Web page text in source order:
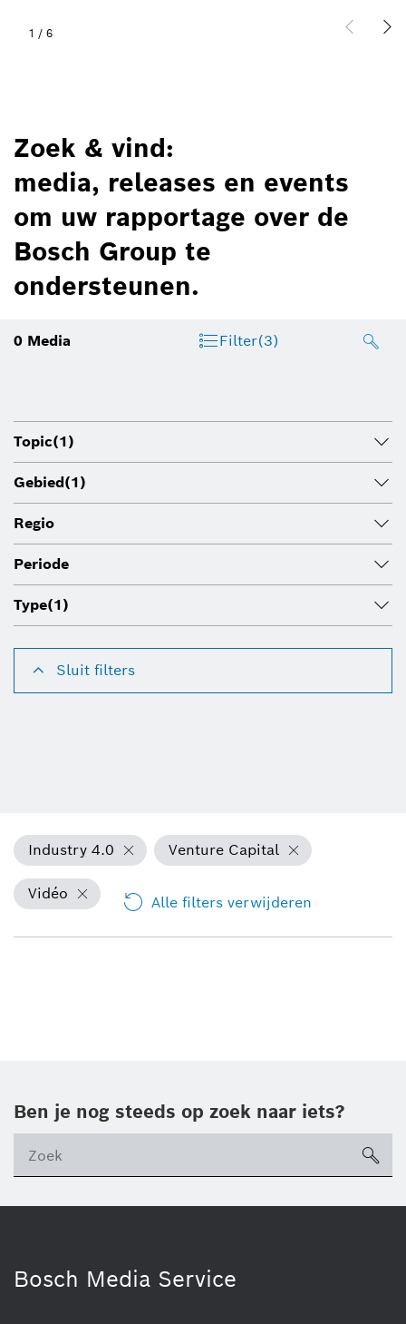
1 / 6
Zoek & vind:
media, releases en events
om uw rapportage over de
Bosch Group te
ondersteunen.
0 Media Filter(3)
Topic(1)
Gebied(1)
Regio
Periode
Type(1)
Sluit filters
Industry 4.0 Venture Capital
Vidéo Alle filters verwijderen
Ben je nog steeds op zoek naar iets?
Bosch Media Service